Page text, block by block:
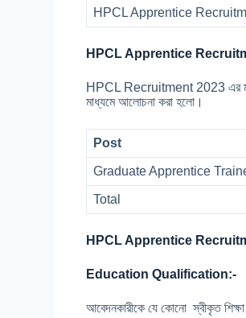
HPCL Apprentice
HPCL Apprentice
HPCL Recruitment 2023 এর
মাধ্যমে আলোচনা করা হলো।
Post
Graduate Apprentice
Total
HPCL Apprentice
Education Qualification:-
আবেদনকারীকে যে কোনো স্বীকৃত